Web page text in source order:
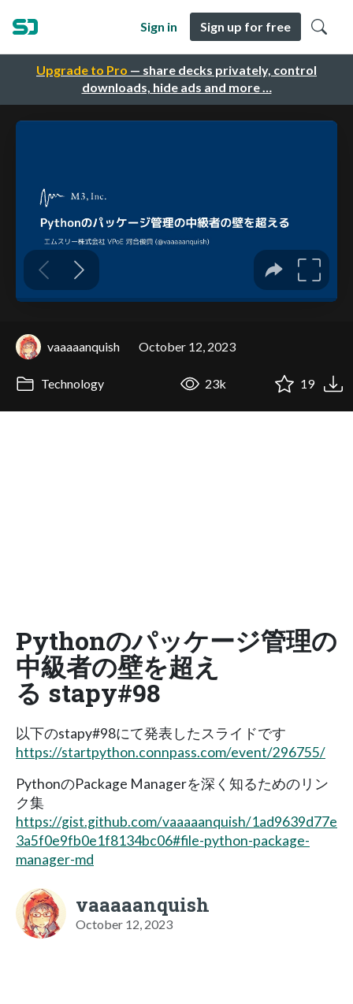
Upgrade to Pro — share decks privately, control
downloads, hide ads and more …
Sign in Sign up for free
vaaaaanquish October 12, 2023
Technology 23k 19
Pythonのパッケージ管理の
中級者の壁を超え
る stapy#98
以下のstapy#98にて発表したスライドです
https://startpython.connpass.com/event/296755/
PythonのPackage Managerを深く知るためのリン
ク集
https://gist.github.com/vaaaaanquish/1ad9639d77e
3a5f0e9fb0e1f8134bc06#file-python-package-
manager-md
vaaaaanquish
October 12, 2023